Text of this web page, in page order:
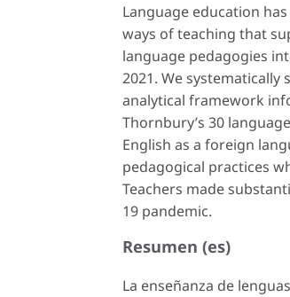
Language education
ways of teaching that
language pedagogies
2021. We systematically
analytical framework
Thornbury’s 30
English as a foreign
pedagogical practices
Teachers made
19 pandemic.
Resumen (es)
La enseñanza de